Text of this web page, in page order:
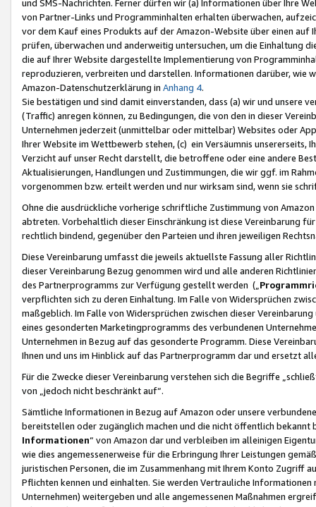
und SMS-Nachrichten. Ferner dürfen wir (a) Informationen über Ihre
von Partner-Links und Programminhalten erhalten überwachen,
vor dem Kauf eines Produkts auf der Amazon-Website über einen
prüfen, überwachen und anderweitig untersuchen, um die Einhaltung
die auf Ihrer Website dargestellte Implementierung von
reproduzieren, verbreiten und darstellen. Informationen darüber, wie
Amazon-Datenschutzerklärung in Anhang 4.
Sie bestätigen und sind damit einverstanden, dass (a) wir und
(Traffic) anregen können, zu Bedingungen, die von den in dieser
Unternehmen jederzeit (unmittelbar oder mittelbar) Websites oder
Ihrer Website im Wettbewerb stehen, (c) ein Versäumnis unsererseits,
Verzicht auf unser Recht darstellt, die betroffene oder eine andere
Aktualisierungen, Handlungen und Zustimmungen, die wir ggf. im
vorgenommen bzw. erteilt werden und nur wirksam sind, wenn sie
Ohne die ausdrückliche vorherige schriftliche Zustimmung von
abtreten. Vorbehaltlich dieser Einschränkung ist diese Vereinbarung
rechtlich bindend, gegenüber den Parteien und ihren jeweiligen
Diese Vereinbarung umfasst die jeweils aktuellste Fassung aller
dieser Vereinbarung Bezug genommen wird und alle anderen
des Partnerprogramms zur Verfügung gestellt werden („
verpflichten sich zu deren Einhaltung. Im Falle von Widersprüchen
maßgeblich. Im Falle von Widersprüchen zwischen dieser
eines gesonderten Marketingprogramms des verbundenen
Unternehmen in Bezug auf das gesonderte Programm. Diese
Ihnen und uns im Hinblick auf das Partnerprogramm dar und ersetzt
Für die Zwecke dieser Vereinbarung verstehen sich die Begriffe
von „jedoch nicht beschränkt auf“.
Sämtliche Informationen in Bezug auf Amazon oder unsere
bereitstellen oder zugänglich machen und die nicht öffentlich
Informationen“ von Amazon dar und verbleiben im alleinigen
wie dies angemessenerweise für die Erbringung Ihrer Leistungen
juristischen Personen, die im Zusammenhang mit Ihrem Konto
Pflichten kennen und einhalten. Sie werden Vertrauliche
Unternehmen) weitergeben und alle angemessenen Maßnahmen